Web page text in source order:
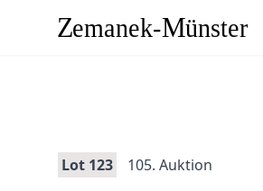
Lot 123 105. Auktion